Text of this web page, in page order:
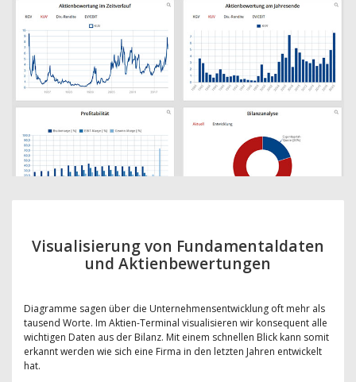
Visualisierung von Fundamentaldaten
und Aktienbewertungen
Diagramme sagen über die Unternehmensentwicklung oft mehr als
tausend Worte. Im Aktien-Terminal visualisieren wir konsequent alle
wichtigen Daten aus der Bilanz. Mit einem schnellen Blick kann somit
erkannt werden wie sich eine Firma in den letzten Jahren entwickelt
hat.